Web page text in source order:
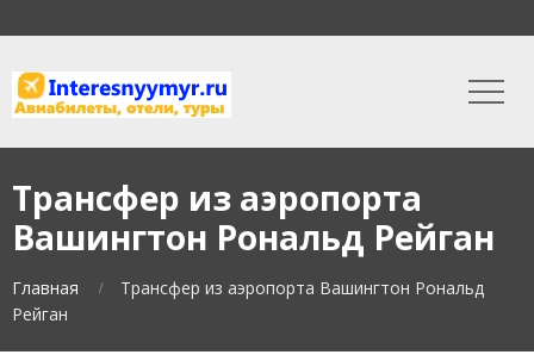
Трансфер из аэропорта
Вашингтон Рональд Рейган
Главная
Трансфер из аэропорта Вашингтон Рональд
Рейган